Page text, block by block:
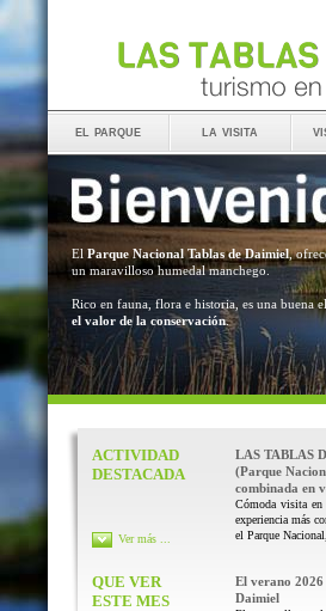
el parque la visita
El Parque Nacional Tablas de Daimiel,
un maravilloso humedal manchego.
Rico en fauna, flora e historia, es una buena
el valor de la conservación.
ACTIVIDAD
DESTACADA
LAS TABLAS
(Parque
combinada en
Cómoda visita
experiencia más
el Parque
Ver más ...
QUE VER
ESTE MES
El verano 2026
Daimiel